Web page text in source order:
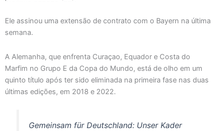
Ele assinou uma extensão de contrato com o Bayern na última
semana.
A Alemanha, que enfrenta Curaçao, Equador e Costa do
Marfim no Grupo E da Copa do Mundo, está de olho em um
quinto título após ter sido eliminada na primeira fase nas duas
últimas edições, em 2018 e 2022.
Gemeinsam für Deutschland: Unser Kader